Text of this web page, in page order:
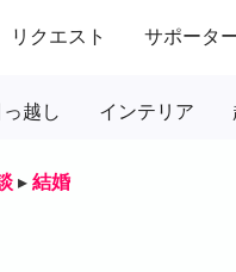
リクエスト サポータ
っ越し インテリア
▸ 結婚